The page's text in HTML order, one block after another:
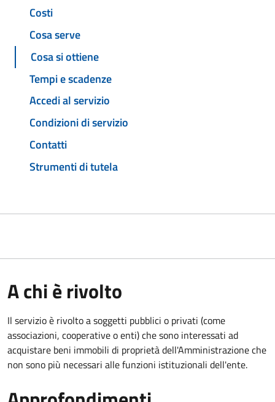
Costi
Cosa serve
Cosa si ottiene
Tempi e scadenze
Accedi al servizio
Condizioni di servizio
Contatti
Strumenti di tutela
A chi è rivolto
Il servizio è rivolto a soggetti pubblici o privati (come
associazioni, cooperative o enti) che sono interessati ad
acquistare beni immobili di proprietà dell'Amministrazione che
non sono più necessari alle funzioni istituzionali dell'ente.